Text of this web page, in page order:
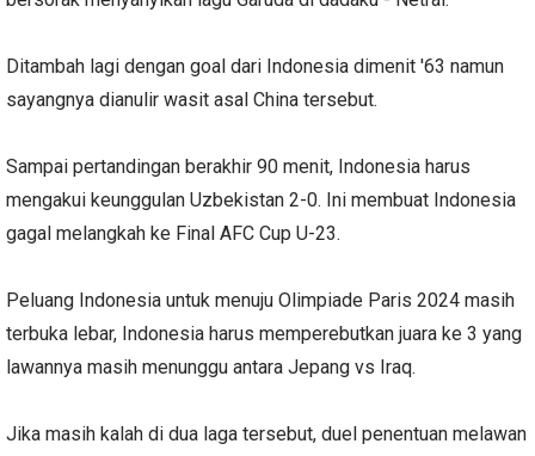
Ditambah lagi dengan goal dari Indonesia dimenit '63 namun
sayangnya dianulir wasit asal China tersebut.
Sampai pertandingan berakhir 90 menit, Indonesia harus
mengakui keunggulan Uzbekistan 2-0. Ini membuat Indonesia
gagal melangkah ke Final AFC Cup U-23.
Peluang Indonesia untuk menuju Olimpiade Paris 2024 masih
terbuka lebar, Indonesia harus memperebutkan juara ke 3 yang
lawannya masih menunggu antara Jepang vs Iraq.
Jika masih kalah di dua laga tersebut, duel penentuan melawan